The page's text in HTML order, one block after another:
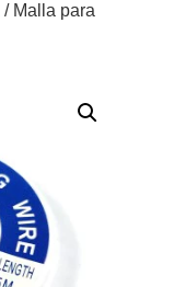
/ Malla para